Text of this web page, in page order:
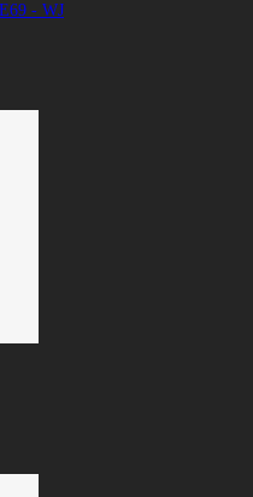
- WJ